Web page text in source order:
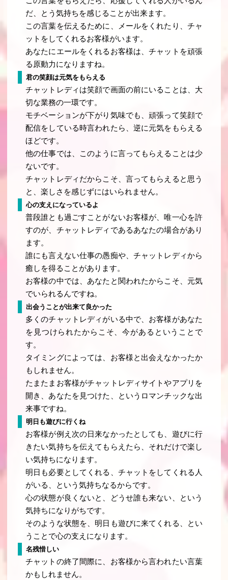
だ、とう気持ちを感じることが出来ます。
この言葉を伝えるために、メールをくれたり、チャ
ットをしてくれるお客様がいます。
あなたにエールをくれるお客様は、チャットを頑張
る原動力になりますね。
君の笑顔は元気をもらえる
チャットレディは笑顔で画面の前にいることは、大
切な業務の一環です。
モチベーションが下がり気味でも、頑張って笑顔で
配信をしている時言われたら、逆に元気をもらえる
ほどです。
他の仕事では、このように言ってもらえることは少
ないです。
チャットレディだからこそ、言ってもらえると思う
と、楽しさを感じずにはいられません。
心の支えになっているよ
普段誰とも過ごすことがないお客様が、唯一心を許
すのが、チャットレディであるあなたの場合があり
ます。
誰にも言えない仕事の愚痴や、チャットレディから
癒しを得ることがあります。
お客様の中では、あなたと関われたからこそ、元気
でいられるんですね。
出会うことが出来て良かった
多くのチャットレディがいる中で、お客様があなた
を見つけられたからこそ、今があるということで
す。
タイミングによっては、お客様と出会えなかったか
もしれません。
たまたまお客様がチャットレディサイトやアプリを
開き、あなたを見つけた、というロマンチックな出
来事ですね。
明日も遊びに行くね
お客様が例え次の日来なかったとしても、遊びに行
きたい気持ちを伝えてもらえたら、それだけで楽し
い気持ちになります。
明日も必要としてくれる、チャットをしてくれる人
がいる、という気持ちなるからです。
心の状態が良くないと、どうせ誰も来ない、という
気持ちになりがちです。
そのような状態を、明日も遊びに来てくれる、とい
うことで心の支えになります。
名残惜しい
チャットの終了間際に、お客様から言われたい言葉
かもしれません。